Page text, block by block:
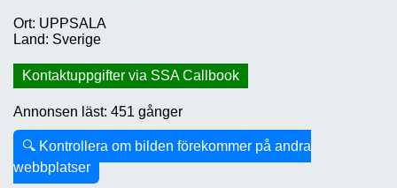
Ort: UPPSALA
Land: Sverige
Kontaktuppgifter via SSA Callbook
Annonsen läst: 451 gånger
🔍 Kontrollera om bilden förekommer på andra
webbplatser